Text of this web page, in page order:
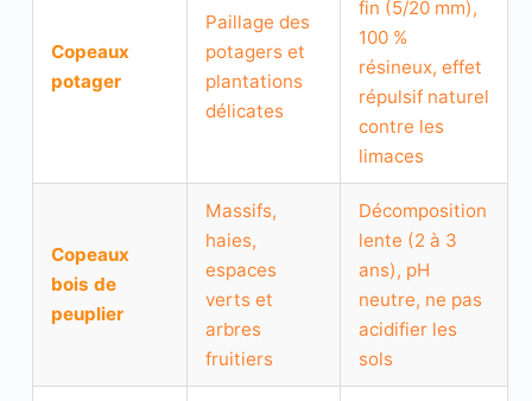
Copeaux
potager
Paillage des
potagers et
plantations
délicates
fin (5/20 mm),
100 %
résineux, effet
répulsif naturel
contre les
limaces
Copeaux
bois de
peuplier
Massifs,
haies,
espaces
verts et
arbres
fruitiers
Décomposition
lente (2 à 3
ans), pH
neutre, ne pas
acidifier les
sols